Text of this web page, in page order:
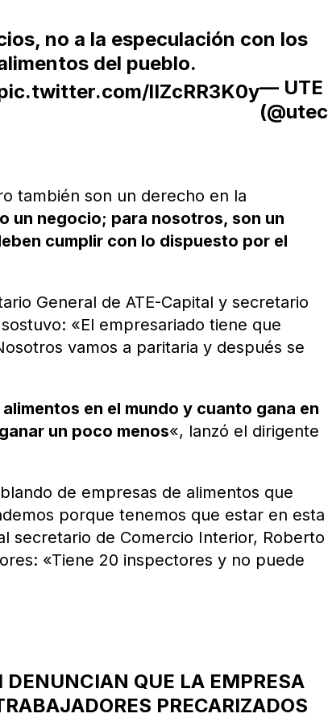
no a la especulación con los
del pueblo.
lIZcRR3K0y— UTE
(@utec
también son un derecho en la
un negocio; para nosotros, son un
cumplir con lo dispuesto por el
General de ATE-Capital y secretario
«El empresariado tiene que
vamos a paritaria y después se
en el mundo y cuanto gana en
un poco menos«, lanzó el dirigente
de empresas de alimentos que
porque tenemos que estar en esta
secretario de Comercio Interior, Roberto
«Tiene 20 inspectores y no puede
DENUNCIAN QUE LA EMPRESA
PRECARIZADOS